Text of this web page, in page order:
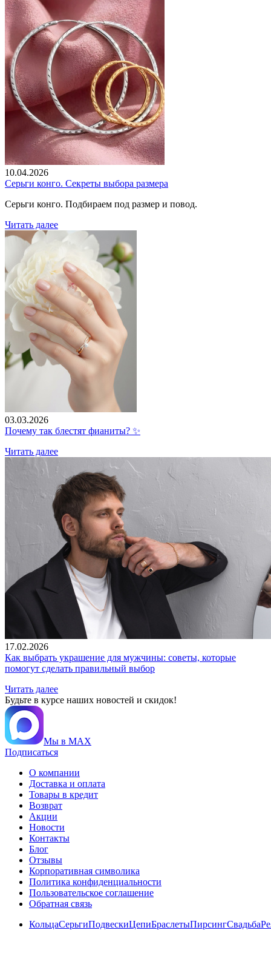
10.04.2026
Серьги конго. Секреты выбора размера
Серьги конго. Подбираем под размер и повод.
Читать далее
03.03.2026
Почему так блестят фианиты? ✨
Читать далее
17.02.2026
Как выбрать украшение для мужчины: советы, которые
помогут сделать правильный выбор
Читать далее
Будьте в курсе наших новостей и скидок!
Мы в MAX
Подписаться
О компании
Доставка и оплата
Товары в кредит
Возврат
Акции
Новости
Контакты
Блог
Отзывы
Корпоративная символика
Политика конфиденциальности
Пользовательское соглашение
Обратная связь
КольцаСерьгиПодвескиЦепиБраслетыПирсингСвадьба